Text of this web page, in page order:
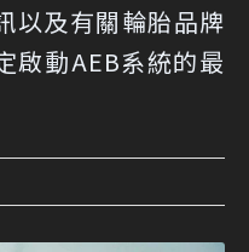
以及有關輪胎品牌
啟動AEB系統的最